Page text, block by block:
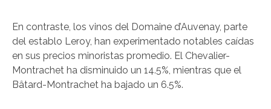
En contraste, los vinos del Domaine d’Auvenay, parte
del establo Leroy, han experimentado notables caídas
en sus precios minoristas promedio. El Chevalier-
Montrachet ha disminuido un 14.5%, mientras que el
Bâtard-Montrachet ha bajado un 6.5%.